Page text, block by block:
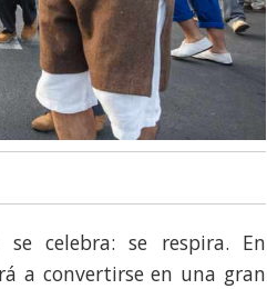
celebra: se respira. En
a convertirse en una gran